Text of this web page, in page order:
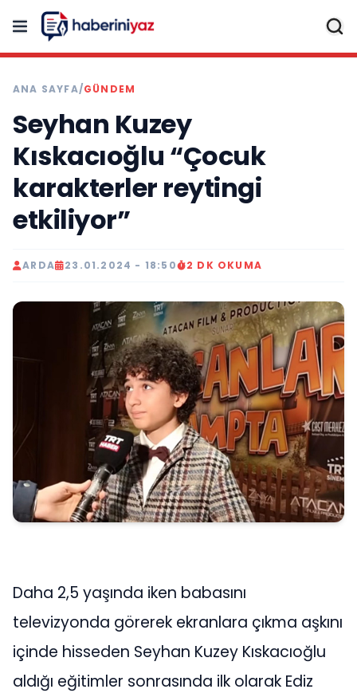
ANA SAYFA/GÜNDEM
Seyhan Kuzey
Kıskacıoğlu “Çocuk
karakterler reytingi
etkiliyor”
ARDA 23.01.2024 - 18:50 2 DK OKUMA
Daha 2,5 yaşında iken babasını
televizyonda görerek ekranlara çıkma aşkını
içinde hisseden Seyhan Kuzey Kıskacıoğlu
aldığı eğitimler sonrasında ilk olarak Ediz